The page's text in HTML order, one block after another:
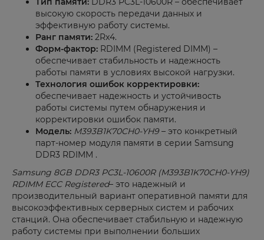
высокую скорость передачи данных и
эффективную работу системы.
Ранг памяти: 2Rx4.
Форм-фактор: RDIMM (Registered DIMM) –
обеспечивает стабильность и надежность
работы памяти в условиях высокой нагрузки.
Технология ошибок корректировки:
обеспечивает надежность и устойчивость
работы системы путем обнаружения и
корректировки ошибок памяти.
Модель: M393B1K70CH0-YH9– это конкретный
парт-номер модуля памяти в серии Samsung
DDR3 RDIMM .
Samsung 8GB DDR3 PC3L-10600R (M393B1K70CH0-YH9)
RDIMM ECC Registered– это надежный и
производительный вариант оперативной памяти для
высокоэффективных серверных систем и рабочих
станций. Она обеспечивает стабильную и надежную
работу системы при выполнении больших